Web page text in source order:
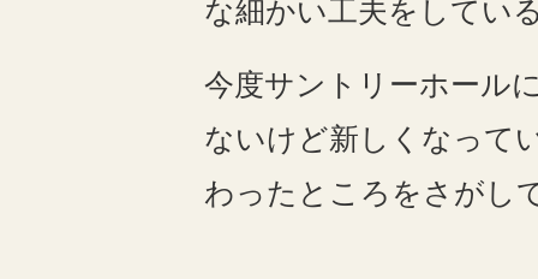
な細かい工夫をしてい
今度サントリーホール
ないけど新しくなって
わったところをさがし